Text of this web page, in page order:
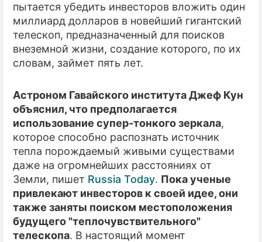
пытается убедить инвесторов вложить один
миллиард долларов в новейший гигантский
телескоп, предназначенный для поисков
внеземной жизни, создание которого, по их
словам, займет пять лет.
Астроном Гавайского института Джеф Кун
объяснил, что предполагается
использование супер-тонкого зеркала,
которое способно распознать источник
тепла порождаемый живыми существами
даже на огромнейших расстояниях от
Земли, пишет Russia Today. Пока ученые
привлекают инвесторов к своей идее, они
также заняты поиском местоположения
будущего "теплочувствительного"
телескопа. В настоящий момент